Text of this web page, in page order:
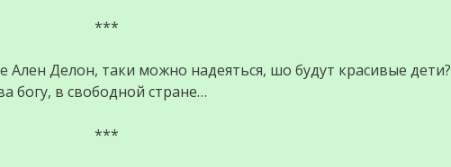
***
Делон, таки можно надеяться, шо будут красивые дети?
богу, в свободной стране…
***